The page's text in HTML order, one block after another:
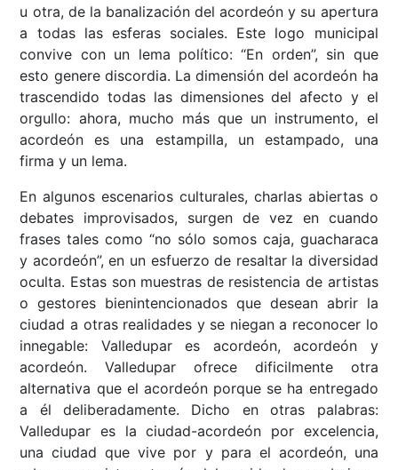
u otra, de la banalización del acordeón y su apertura
a todas las esferas sociales. Este logo municipal
convive con un lema político: “En orden”, sin que
esto genere discordia. La dimensión del acordeón ha
trascendido todas las dimensiones del afecto y el
orgullo: ahora, mucho más que un instrumento, el
acordeón es una estampilla, un estampado, una
firma y un lema.
En algunos escenarios culturales, charlas abiertas o
debates improvisados, surgen de vez en cuando
frases tales como “no sólo somos caja, guacharaca
y acordeón”, en un esfuerzo de resaltar la diversidad
oculta. Estas son muestras de resistencia de artistas
o gestores bienintencionados que desean abrir la
ciudad a otras realidades y se niegan a reconocer lo
innegable: Valledupar es acordeón, acordeón y
acordeón. Valledupar ofrece dificilmente otra
alternativa que el acordeón porque se ha entregado
a él deliberadamente. Dicho en otras palabras:
Valledupar es la ciudad-acordeón por excelencia,
una ciudad que vive por y para el acordeón, una